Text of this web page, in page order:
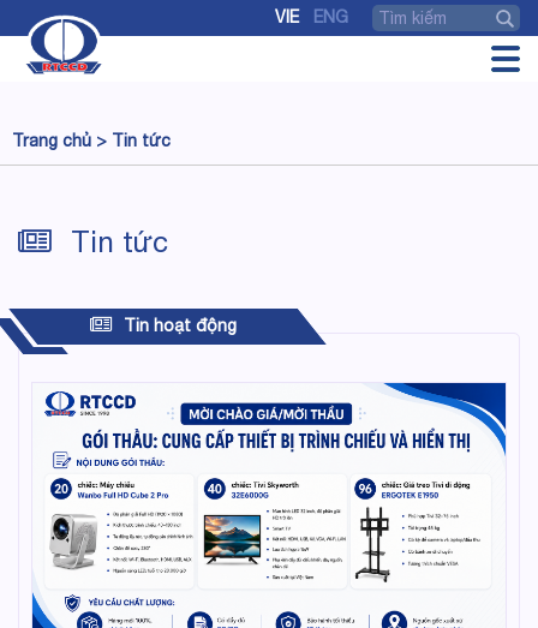
VIE ENG
Trang chủ > Tin tức
Tin tức
Tin hoạt động